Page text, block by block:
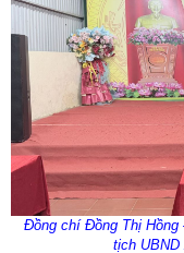
Đồng chíĐồng Thị Hồng
tịch UBND